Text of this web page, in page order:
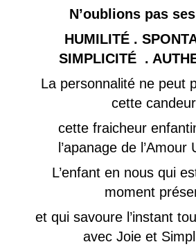
N’oublions pas
HUMILITÉ .
SIMPLICITÉ .
La personnalité ne peut
cette
cette fraicheur
l’apanage de l’Amour
L’enfant en nous qui
moment
et qui savoure l’instant
avec Joie et